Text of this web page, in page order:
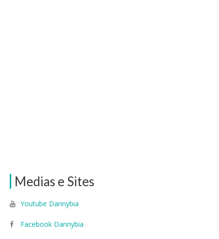
Medias e Sites
Youtube Dannybia
Facebook Dannybia